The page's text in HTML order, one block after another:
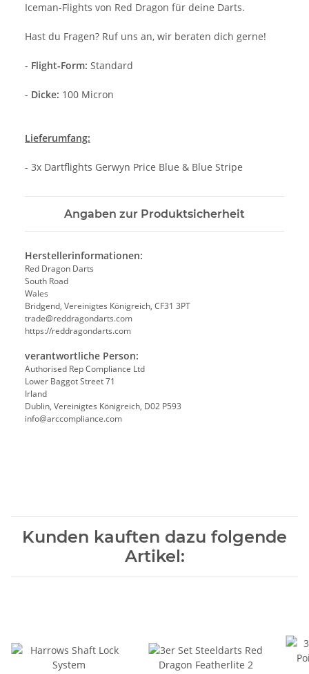
Iceman-Flights von Red Dragon für deine Darts.
Hast du Fragen? Ruf uns an, wir beraten dich gerne!
- Flight-Form: Standard
- Dicke: 100 Micron
Lieferumfang:
- 3x Dartflights Gerwyn Price Blue & Blue Stripe
Angaben zur Produktsicherheit
Herstellerinformationen:
Red Dragon Darts
South Road
Wales
Bridgend, Vereinigtes Königreich, CF31 3PT
trade@reddragondarts.com
https://reddragondarts.com
verantwortliche Person:
Authorised Rep Compliance Ltd
Lower Baggot Street 71
Irland
Dublin, Vereinigtes Königreich, D02 P593
info@arccompliance.com
Kunden kauften dazu folgende
Artikel: